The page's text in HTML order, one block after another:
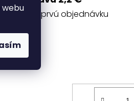
na prvú objednávku